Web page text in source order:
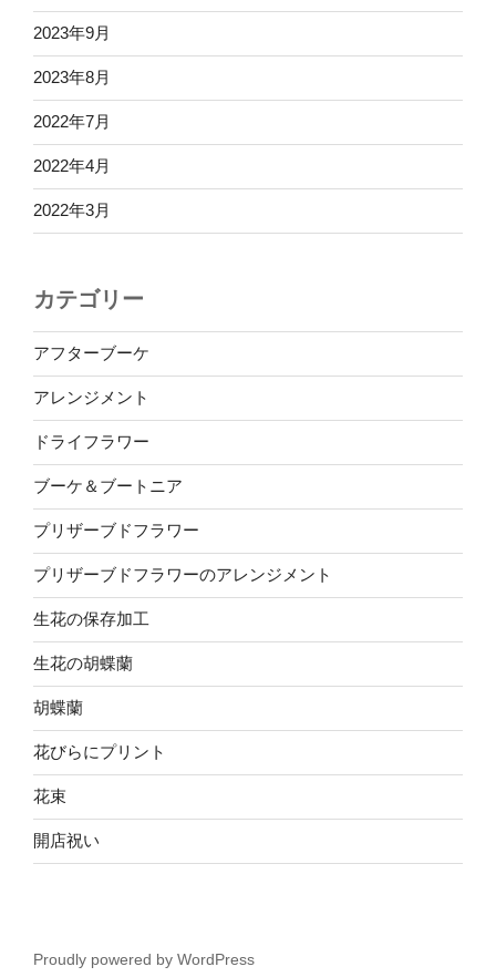
2023年9月
2023年8月
2022年7月
2022年4月
2022年3月
カテゴリー
アフターブーケ
アレンジメント
ドライフラワー
ブーケ＆ブートニア
プリザーブドフラワー
プリザーブドフラワーのアレンジメント
生花の保存加工
生花の胡蝶蘭
胡蝶蘭
花びらにプリント
花束
開店祝い
Proudly powered by WordPress